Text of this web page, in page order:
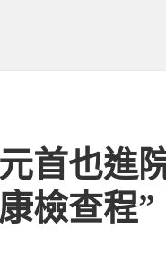
首也進
檢查程”